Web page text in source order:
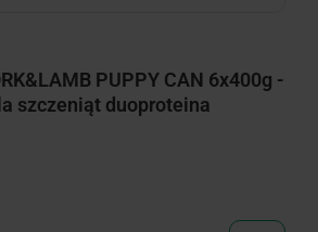
PUPPY CAN 6x400g -
szczeniąt duoproteina